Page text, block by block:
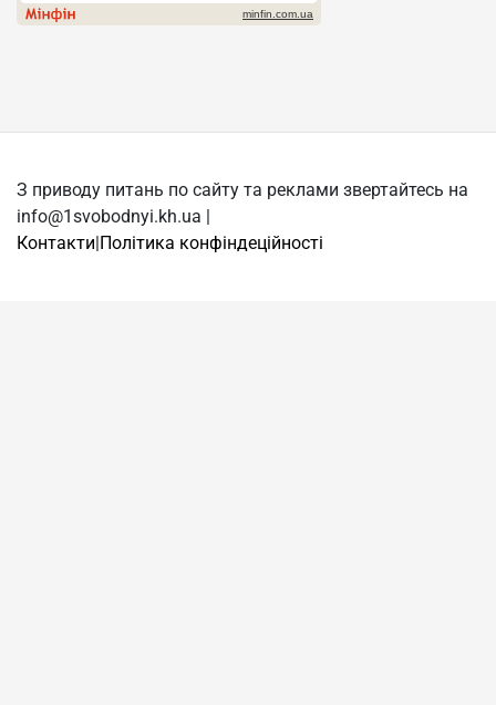
З приводу питань по сайту та реклами звертайтесь на
info@1svobodnyi.kh.ua |
Контакти|Політика конфіндеційності